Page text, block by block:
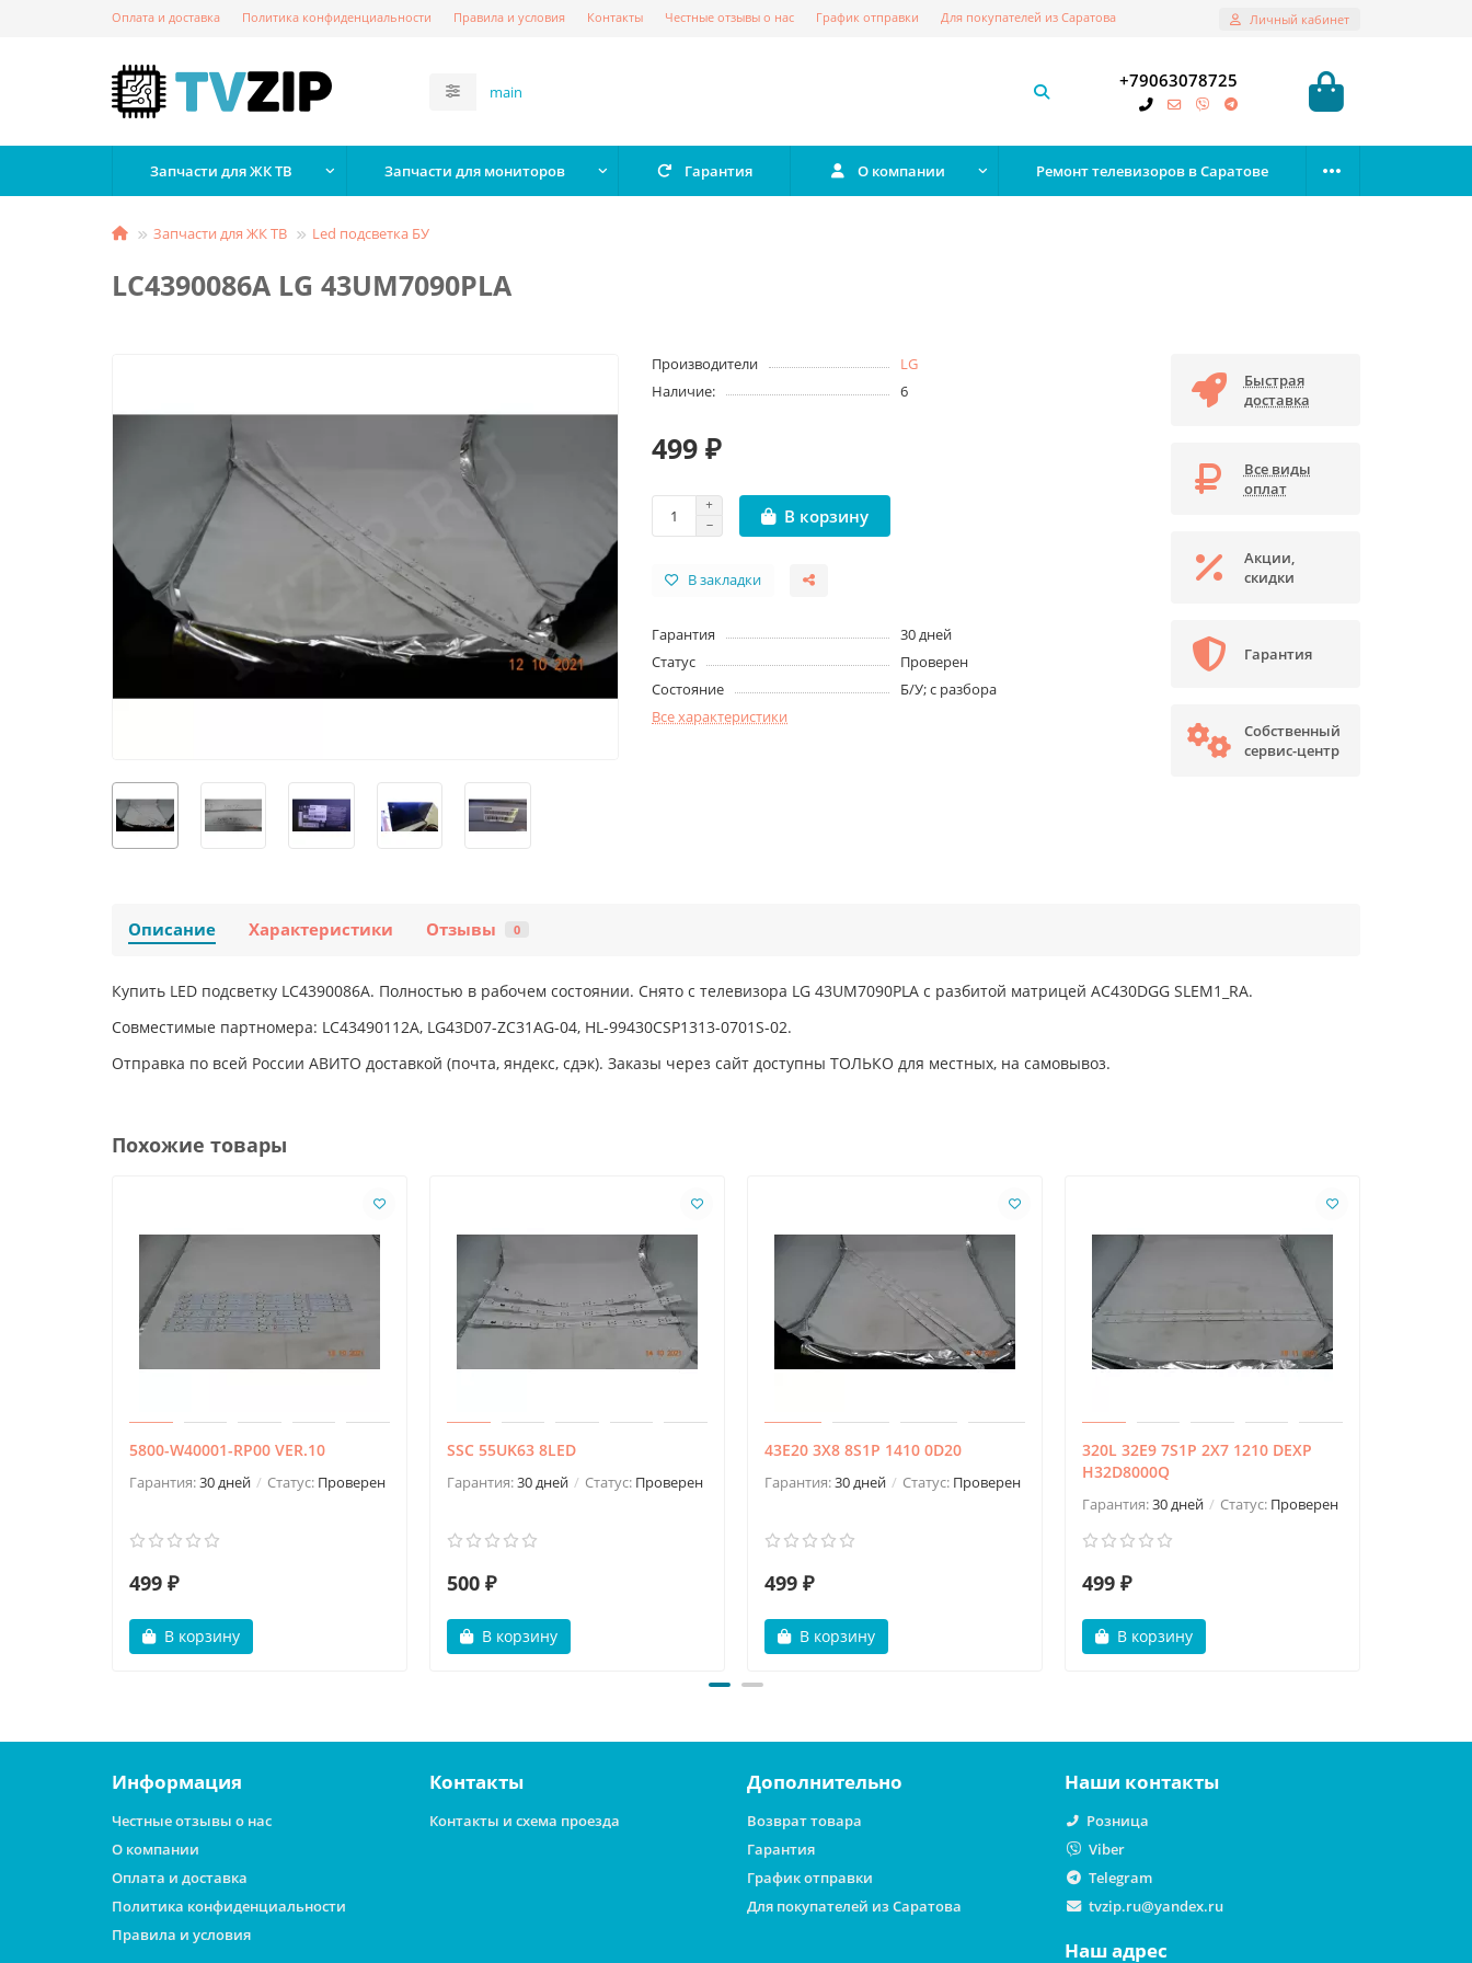
Оплата и доставка Политика конфиденциальности Правила и условия Контакты Честные отзывы о нас График отправки Для покупателей из Саратова Личный кабинет
+79063078725
Запчасти для ЖК ТВ Запчасти для мониторов Гарантия О компании Ремонт телевизоров в Саратове
Запчасти для ЖК ТВ Led подсветка БУ
LC4390086A LG 43UM7090PLA
Производители
LG
Наличие:
6
499 ₽
В корзину
В закладки
Гарантия
30 дней
Статус
Проверен
Состояние
Б/У; с разбора
Все характеристики
Быстрая
доставка
Все виды
оплат
Акции,
скидки
Гарантия
Собственный
сервис-центр
Описание Характеристики Отзывы 0
Купить LED подсветку LC4390086A. Полностью в рабочем состоянии. Снято с телевизора LG 43UM7090PLA с разбитой матрицей AC430DGG SLEM1_RA.
Совместимые партномера: LC43490112A, LG43D07-ZC31AG-04, HL-99430CSP1313-0701S-02.
Отправка по всей России АВИТО доставкой (почта, яндекс, сдэк). Заказы через сайт доступны ТОЛЬКО для местных, на самовывоз.
Похожие товары
5800-W40001-RP00 VER.10
Гарантия:30 дней Статус: Проверен
499 ₽
В корзину
SSC 55UK63 8LED
Гарантия:30 дней Статус: Проверен
500 ₽
В корзину
43E20 3X8 8S1P 1410 0D20
Гарантия:30 дней Статус: Проверен
499 ₽
В корзину
320L 32E9 7S1P 2X7 1210 DEXP
H32D8000Q
Гарантия:30 дней Статус: Проверен
499 ₽
В корзину
Информация
Честные отзывы о нас
О компании
Оплата и доставка
Политика конфиденциальности
Правила и условия
Контакты
Контакты и схема проезда
Дополнительно
Возврат товара
Гарантия
График отправки
Для покупателей из Саратова
Наши контакты
Розница
Viber
Telegram
tvzip.ru@yandex.ru
Наш адрес